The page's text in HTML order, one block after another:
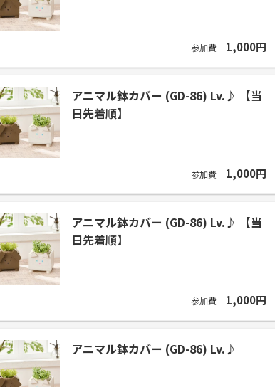
参加費 1,000円
アニマル鉢カバー (GD-86) Lv.♪ 【当
日先着順】
参加費 1,000円
アニマル鉢カバー (GD-86) Lv.♪ 【当
日先着順】
参加費 1,000円
アニマル鉢カバー (GD-86) Lv.♪